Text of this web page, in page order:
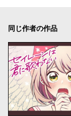
同じ作者の作品